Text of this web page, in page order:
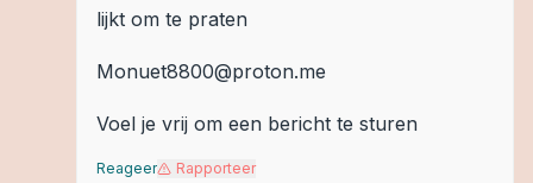
lijkt om te praten
Monuet8800@proton.me
Voel je vrij om een bericht te sturen
Reageer Rapporteer